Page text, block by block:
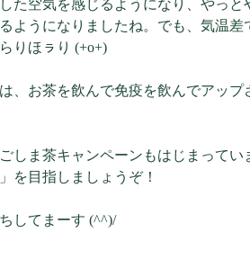
た空気を感じるようになり、やっと
ようになりましたね。でも、気温差
りほㇻり (+o+)
、お茶を飲んで免疫を飲んでアップ
しま茶キャンペーンもはじまって
を目指しましょうぞ！
してまーす (^^)/